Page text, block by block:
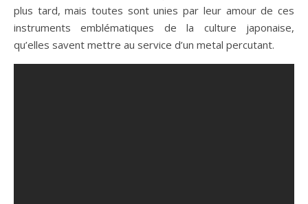
plus tard, mais toutes sont unies par leur amour de ces
instruments emblématiques de la culture japonaise,
qu’elles savent mettre au service d’un metal percutant.